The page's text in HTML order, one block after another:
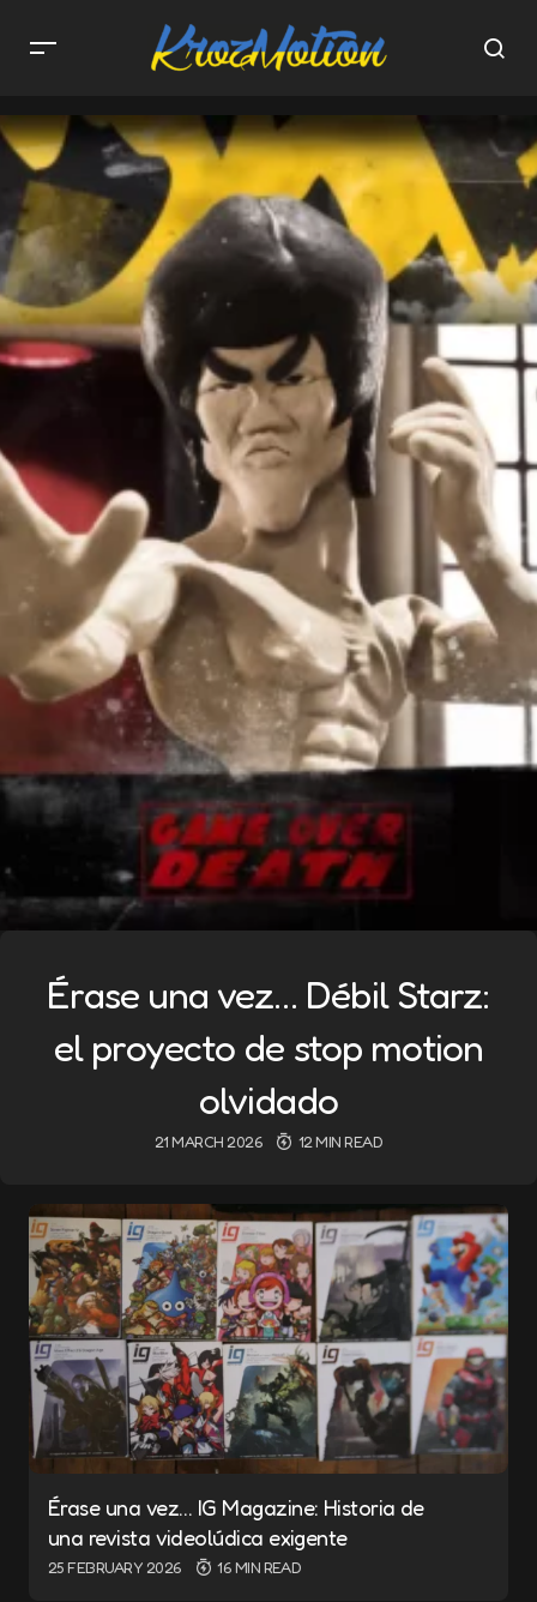
Érase una vez… Débil Starz:
el proyecto de stop motion
olvidado
21 MARCH 2026 12 MIN READ
Érase una vez… IG Magazine: Historia de
una revista videolúdica exigente
25 FEBRUARY 2026 16 MIN READ